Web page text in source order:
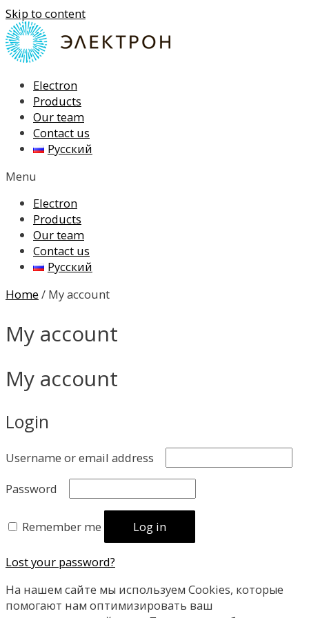
Skip to content
Electron
Products
Our team
Contact us
Русский
Menu
Electron
Products
Our team
Contact us
Русский
Home / My account
My account
My account
Login
Username or email address
Password
Remember me Log in
Lost your password?
На нашем сайте мы используем Сookies, которые
помогают нам оптимизировать ваш